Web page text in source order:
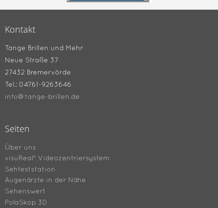
Kontakt
Tange Brillen und Mehr
Neue Straße 37
27432 Bremervörde
Tel.: 04761-9263646
info@tange-brillen.de
Seiten
Über uns
visuReal® Videozentriersystem
Sehteststation
Augenärzte in der Nähe
Sehenswert
PolaSkop 3D